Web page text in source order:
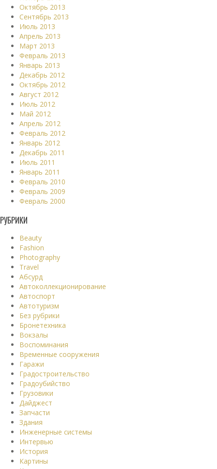
Октябрь 2013
Сентябрь 2013
Июль 2013
Апрель 2013
Март 2013
Февраль 2013
Январь 2013
Декабрь 2012
Октябрь 2012
Август 2012
Июль 2012
Май 2012
Апрель 2012
Февраль 2012
Январь 2012
Декабрь 2011
Июль 2011
Январь 2011
Февраль 2010
Февраль 2009
Февраль 2000
РУБРИКИ
Beauty
Fashion
Photography
Travel
Абсурд
Автоколлекционирование
Автоспорт
Автотуризм
Без рубрики
Бронетехника
Вокзалы
Воспоминания
Временные сооружения
Гаражи
Градостроительство
Градоубийство
Грузовики
Дайджест
Запчасти
Здания
Инженерные системы
Интервью
История
Картины